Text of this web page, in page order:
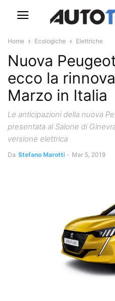
Home Ecologiche Elettriche
Nuova
ecco la
Marzo in Italia
Le anticipazioni della nuova
presentata al Salone di
versione elettrica
Da Stefano Marotti - Mar 5, 2019